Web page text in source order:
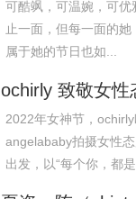
女生节
可酷飒，可温婉，可
止一面，但每一面的
属于她的节日也如...
ochirly 致敬女性
角”
2022年女神节，
angelababy拍摄女性
出发，以“每个你，都是